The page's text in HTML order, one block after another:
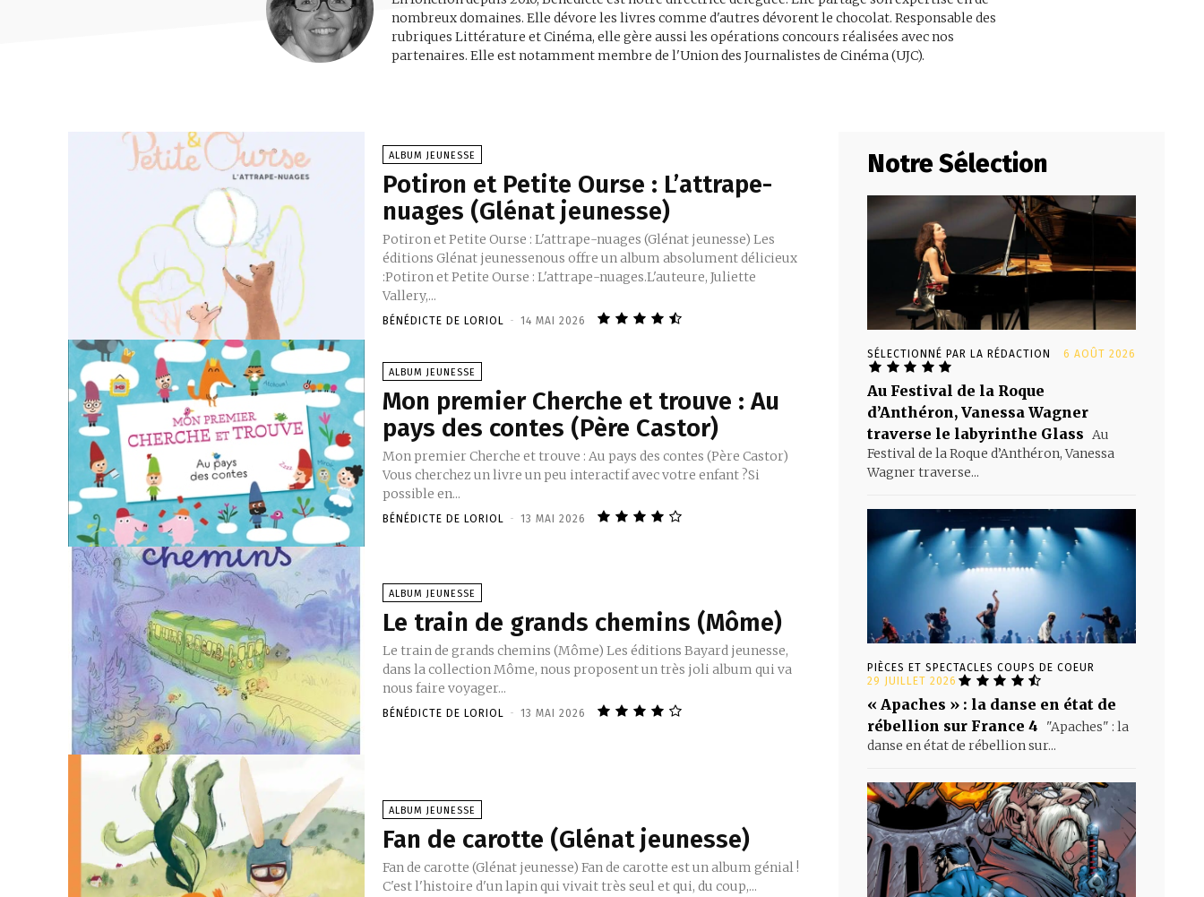
nombreux domaines. Elle dévore les livres comme d'autres dévorent le chocolat. Responsable des
rubriques Littérature et Cinéma, elle gère aussi les opérations concours réalisées avec nos
partenaires. Elle est notamment membre de l'Union des Journalistes de Cinéma (UJC).
ALBUM JEUNESSE
Potiron et Petite Ourse : L’attrape-
nuages (Glénat jeunesse)
Potiron et Petite Ourse : L'attrape-nuages (Glénat jeunesse) Les
éditions Glénat jeunessenous offre un album absolument délicieux
:Potiron et Petite Ourse : L'attrape-nuages.L'auteure, Juliette
Vallery,...
BÉNÉDICTE DE LORIOL - 14 MAI 2026
ALBUM JEUNESSE
Mon premier Cherche et trouve : Au
pays des contes (Père Castor)
Mon premier Cherche et trouve : Au pays des contes (Père Castor)
Vous cherchez un livre un peu interactif avec votre enfant ?Si
possible en...
BÉNÉDICTE DE LORIOL - 13 MAI 2026
ALBUM JEUNESSE
Le train de grands chemins (Môme)
Le train de grands chemins (Môme) Les éditions Bayard jeunesse,
dans la collection Môme, nous proposent un très joli album qui va
nous faire voyager...
BÉNÉDICTE DE LORIOL - 13 MAI 2026
ALBUM JEUNESSE
Fan de carotte (Glénat jeunesse)
Fan de carotte (Glénat jeunesse) Fan de carotte est un album génial !
C'est l'histoire d'un lapin qui vivait très seul et qui, du coup,...
Notre Sélection
SÉLECTIONNÉ PAR LA RÉDACTION 6 AOÛT 2026
Au Festival de la Roque
d’Anthéron, Vanessa Wagner
traverse le labyrinthe Glass Au
Festival de la Roque d’Anthéron, Vanessa
Wagner traverse...
PIÈCES ET SPECTACLES COUPS DE COEUR
29 JUILLET 2026
« Apaches » : la danse en état de
rébellion sur France 4
"Apaches" : la
danse en état de rébellion sur...